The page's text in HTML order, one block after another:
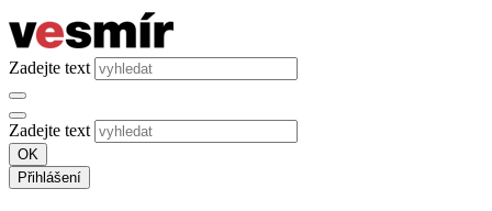
Zadejte text
Zadejte text
OK
Přihlášení